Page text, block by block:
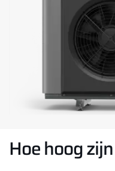
Hoe hoog